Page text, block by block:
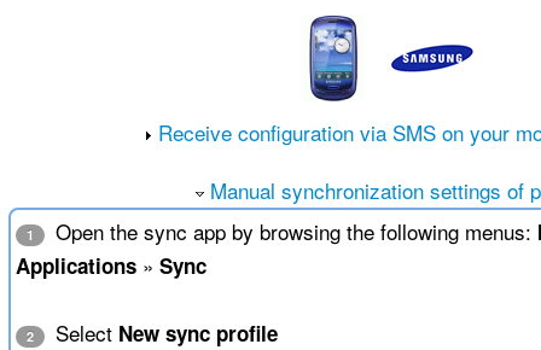
Receive configuration via SMS on your
Manual synchronization settings of
1 Open the sync app by browsing the following menus:
Applications» Sync
2 Select New sync profile